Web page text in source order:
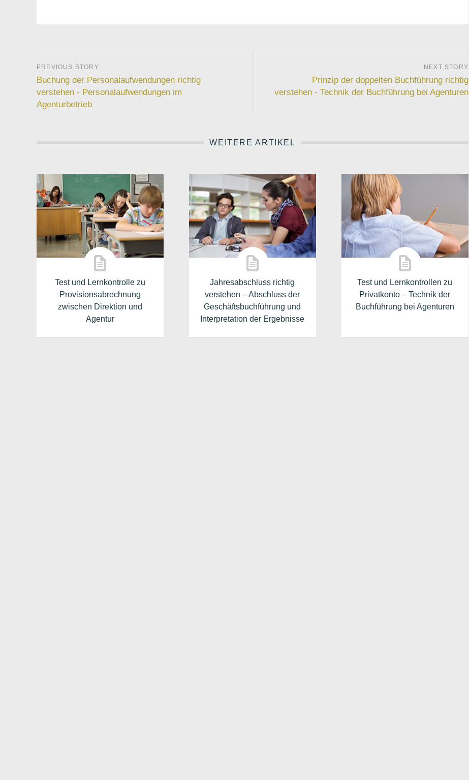
Buchung der Personalaufwendungen richtig
verstehen - Personalaufwendungen im
Agenturbetrieb
Prinzip der doppelten Buchführung richtig
verstehen - Technik der Buchführung bei Agenturen
WEITERE ARTIKEL
Test und Lernkontrolle zu
Provisionsabrechnung
zwischen Direktion und
Agentur
Jahresabschluss richtig
verstehen – Abschluss der
Geschäftsbuchführung und
Interpretation der Ergebnisse
Test und Lernkontrollen zu
Privatkonto – Technik der
Buchführung bei Agenturen